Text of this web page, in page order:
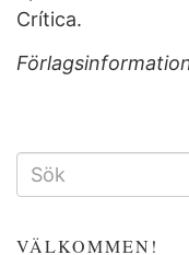
Crítica.
SÖKFORMULÄR
VÄLKOMMEN!